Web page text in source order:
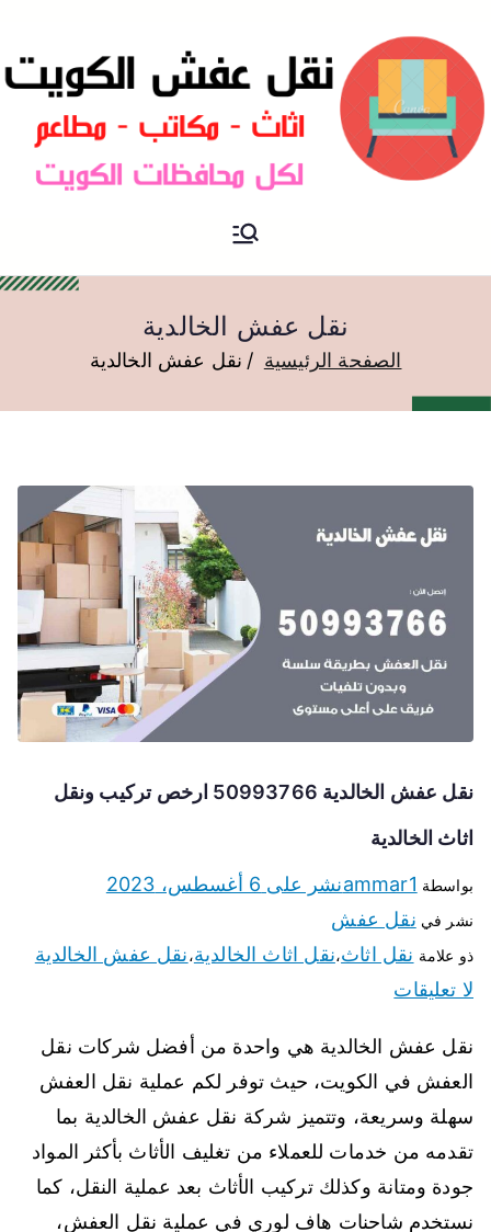
نقل عفش الكويت
نقل عفش الخالدية
الصفحة الرئيسية نقل عفش الخالدية
نقل عفش الخالدية 50993766 ارخص تركيب ونقل
اثاث الخالدية
بواسطة ammar1نشر على 6 أغسطس، 2023
نشر في نقل عفش
ذو علامة نقل اثاث،نقل اثاث الخالدية،نقل عفش الخالدية
لا تعليقات
نقل عفش الخالدية هي واحدة من أفضل شركات نقل
العفش في الكويت، حيث توفر لكم عملية نقل العفش
سهلة وسريعة، وتتميز شركة نقل عفش الخالدية بما
تقدمه من خدمات للعملاء من تغليف الأثاث بأكثر المواد
جودة ومتانة وكذلك تركيب الأثاث بعد عملية النقل، كما
نستخدم شاحنات هاف لوري في عملية نقل العفش،